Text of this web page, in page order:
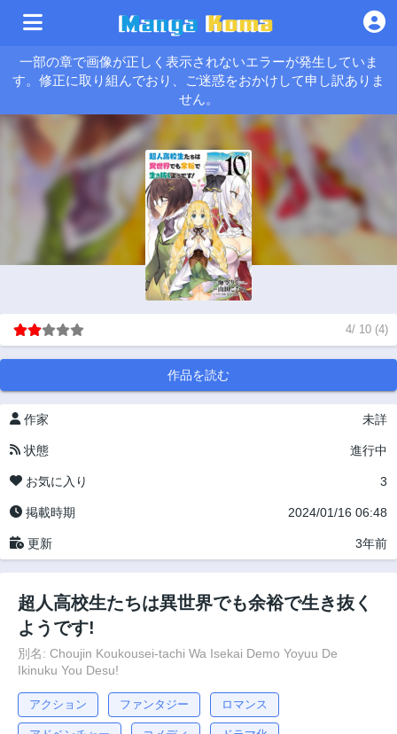
一部の章で画像が正しく表示されないエラーが発生していま
す。修正に取り組んでおり、ご迷惑をおかけして申し訳ありま
せん。
4/ 10 (4)
作品を読む
作家 未詳
状態 進行中
お気に入り 3
掲載時期 2024/01/16 06:48
更新 3年前
超人高校生たちは異世界でも余裕で生き抜く
ようです!
別名: Choujin Koukousei-tachi Wa Isekai Demo Yoyuu De
Ikinuku You Desu!
アクション ファンタジー ロマンス